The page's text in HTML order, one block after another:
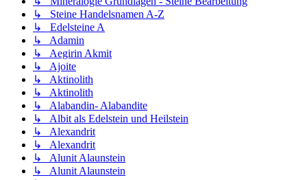
↳ Steine Handelsnamen A-Z
↳ Edelsteine A
↳ Adamin
↳ Aegirin Akmit
↳ Ajoite
↳ Aktinolith
↳ Aktinolith
↳ Alabandin- Alabandite
↳ Albit als Edelstein und Heilstein
↳ Alexandrit
↳ Alexandrit
↳ Alunit Alaunstein
↳ Alunit Alaunstein